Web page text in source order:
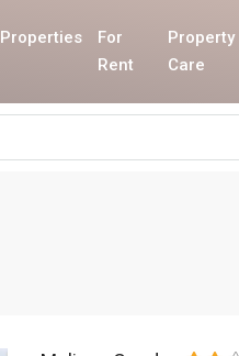
Properties
For
Rent
Property
Care